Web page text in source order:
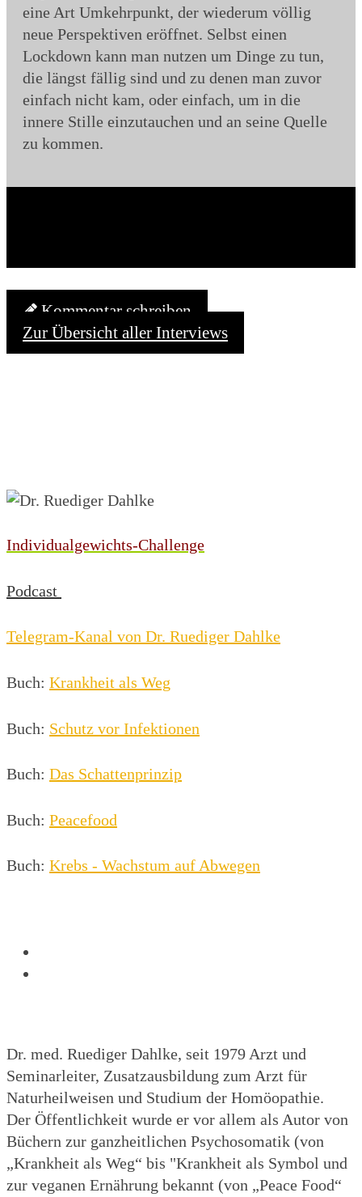
eine Art Umkehrpunkt, der wiederum völlig
neue Perspektiven eröffnet. Selbst einen
Lockdown kann man nutzen um Dinge zu tun,
die längst fällig sind und zu denen man zuvor
einfach nicht kam, oder einfach, um in die
innere Stille einzutauchen und an seine Quelle
zu kommen.
Kommentar schreiben
Zur Übersicht aller Interviews
Individualgewichts-Challenge
Podcast
Telegram-Kanal von Dr. Ruediger Dahlke
Buch: Krankheit als Weg
Buch: Schutz vor Infektionen
Buch: Das Schattenprinzip
Buch: Peacefood
Buch: Krebs - Wachstum auf Abwegen
Dr. med. Ruediger Dahlke, seit 1979 Arzt und
Seminarleiter, Zusatzausbildung zum Arzt für
Naturheilweisen und Studium der Homöopathie.
Der Öffentlichkeit wurde er vor allem als Autor von
Büchern zur ganzheitlichen Psychosomatik (von
„Krankheit als Weg“ bis "Krankheit als Symbol und
zur veganen Ernährung bekannt (von „Peace Food“